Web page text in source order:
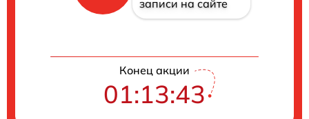
записи на сайте
Конец акции
01:13:42